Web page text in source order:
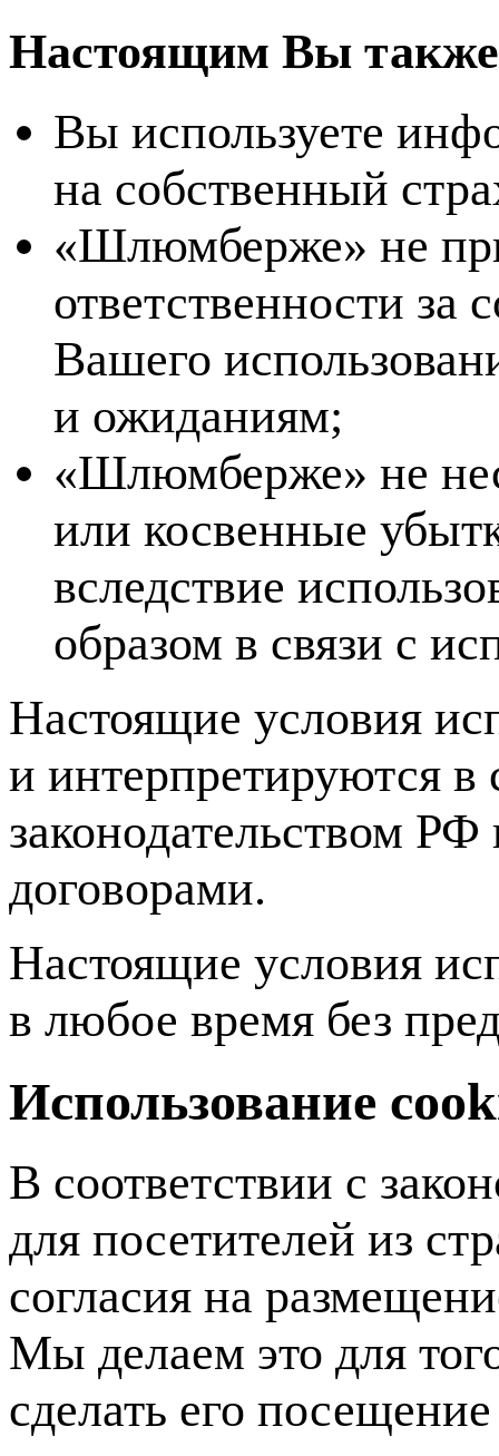
Настоящим Вы также
Вы используете
на собственный
«Шлюмберже» не
ответственности за
Вашего
и ожиданиям;
«Шлюмберже» не
или косвенные
вследствие
образом в связи с
Настоящие условия
и интерпретируются
законодательством
договорами.
Настоящие условия
в любое время без
Использование
В соответствии с
для посетителей из
согласия на
Мы делаем это для
сделать его